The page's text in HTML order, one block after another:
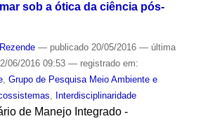
sob a ótica da ciência pós-
— publicado20/05/2016 — última
06/2016 09:53 — registrado em:
, Grupo de Pesquisa Meio Ambiente e
, Interdisciplinaridade
de Manejo Integrado -